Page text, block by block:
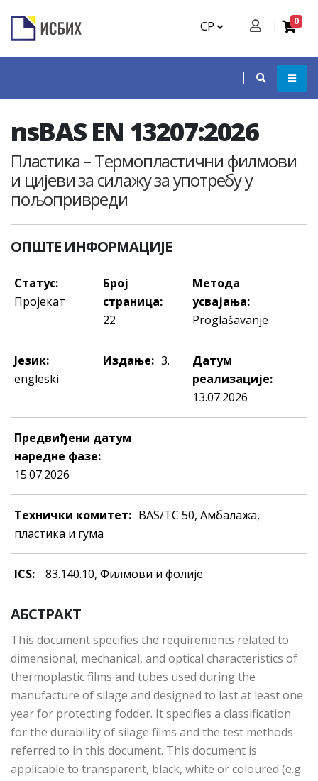
СР 0
nsBAS EN 13207:2026
Пластика – Термопластични филмови
и цијеви за силажу за употребу у
пољопривреди
ОПШТЕ ИНФОРМАЦИЈЕ
Статус:
Пројекат
Број
страница:
22
Метода
усвајања:
Proglašavanje
Језик:
engleski
Издање: 3.
Датум
реализације:
13.07.2026
Предвиђени датум
наредне фазе:
15.07.2026
Технички комитет: BAS/TC 50, Амбалажа,
пластика и гума
ICS: 83.140.10, Филмови и фолије
АБСТРАКТ
This document specifies the requirements related to
dimensional, mechanical, and optical characteristics of
thermoplastic films and tubes used during the
manufacture of silage and designed to last at least one
year for protecting fodder. It specifies a classification
for the durability of silage films and the test methods
referred to in this document. This document is
applicable to transparent, black, white or coloured (e.g.